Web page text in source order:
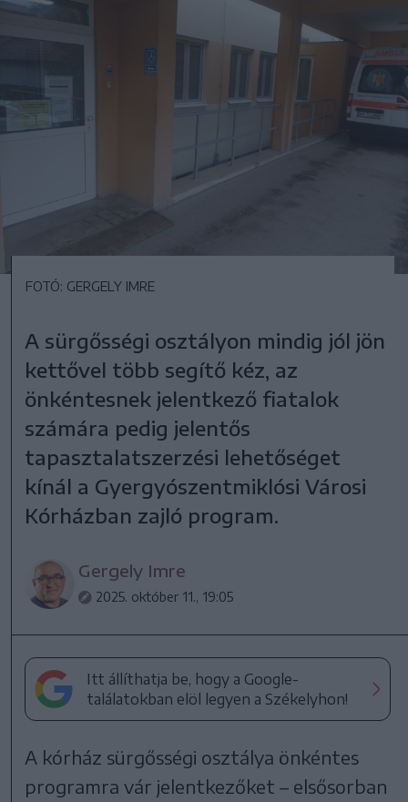
FOTÓ: GERGELY IMRE
A sürgősségi osztályon mindig jól jön
kettővel több segítő kéz, az
önkéntesnek jelentkező fiatalok
számára pedig jelentős
tapasztalatszerzési lehetőséget
kínál a Gyergyószentmiklósi Városi
Kórházban zajló program.
Gergely Imre
2025. október 11., 19:05
Itt állíthatja be, hogy a Google-
találatokban elöl legyen a Székelyhon!
A kórház sürgősségi osztálya önkéntes
programra vár jelentkezőket – elsősorban